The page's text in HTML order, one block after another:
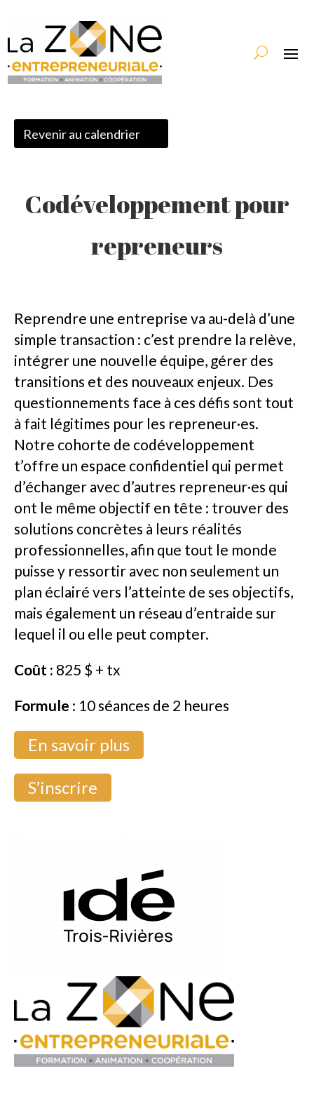
Revenir au calendrier
Codéveloppement pour
repreneurs
Reprendre une entreprise va au-delà d’une
simple transaction : c’est prendre la relève,
intégrer une nouvelle équipe, gérer des
transitions et des nouveaux enjeux. Des
questionnements face à ces défis sont tout
à fait légitimes pour les repreneur·es.
Notre cohorte de codéveloppement
t’offre un espace confidentiel qui permet
d’échanger avec d’autres repreneur·es qui
ont le même objectif en tête : trouver des
solutions concrètes à leurs réalités
professionnelles, afin que tout le monde
puisse y ressortir avec non seulement un
plan éclairé vers l’atteinte de ses objectifs,
mais également un réseau d’entraide sur
lequel il ou elle peut compter.
Coût : 825 $ + tx
Formule : 10 séances de 2 heures
En savoir plus
S’inscrire